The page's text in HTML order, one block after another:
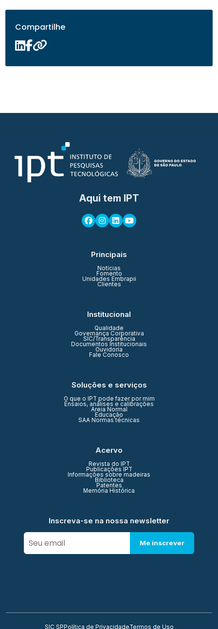
Compartilhe
Aqui tem IPT
Principais
Notícias
Fomento
Unidades Embrapii
Clientes
Institucional
Qualidade
Governança Corporativa
SIC/Transparência
Documentos Institucionais
Ouvidoria
Fale Conosco
Soluções e serviços
O que o IPT pode fazer por mim
Ensaios, análises e calibrações
Areia Normal
Educação
SAA Normas técnicas
Acervo
Revista do IPT
Publicações IPT
Informações sobre madeiras
Biblioteca
Patentes
Memória Histórica
Inscreva-se na nossa newsletter
Me inscrever
SIC SP Política de PrivacidadeTermos de Uso